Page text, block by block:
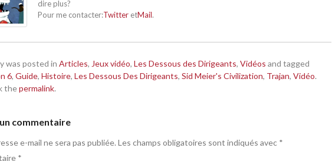
dire plus?
Pour me contacter:Twitter etMail.
was posted in Articles, Jeux vidéo, Les Dessous des Dirigeants, Vidéos and tagged
6, Guide, Histoire, Les Dessous Des Dirigeants, Sid Meier's Civilization, Trajan, Vidéo.
thepermalink.
commentaire
e-mail ne sera pas publiée. Les champs obligatoires sont indiqués avec *
*